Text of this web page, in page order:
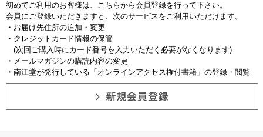
初めてご利用のお客様は、こちらから会員登録を行って下さい。
会員にご登録いただきますと、次のサービスをご利用いただけます。
・お届け先住所の追加・変更
・クレジットカード情報の保管
(次回ご購入時にカード番号を入力いただく必要がなくなります)
・メールマガジンの購読内容の変更
・南江堂が発行している「オンラインアクセス権付書籍」の登録・閲覧